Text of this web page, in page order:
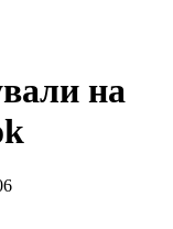
на